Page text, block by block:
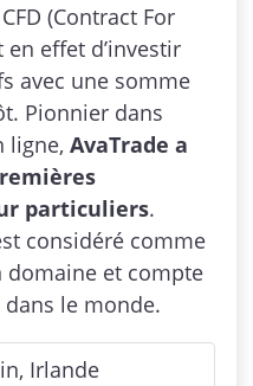
(Contract For
effet d’investir
avec une somme
Pionnier dans
ligne, AvaTrade a
particuliers.
considéré comme
domaine et compte
le monde.
Irlande